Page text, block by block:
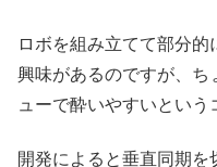
ロボを組み立てて部分
興味があるのですが、ち
ューで酔いやすいとい
開発によると垂直同期